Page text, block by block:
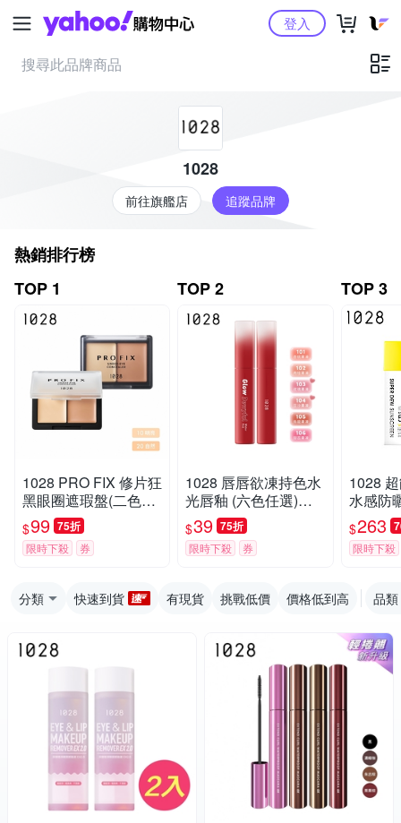
Yahoo購物中心登入
1028
前往旗艦店 追蹤品牌
熱銷排行榜
TOP 1
1028 PRO FIX 修片狂
黑眼圈遮瑕盤(二色任
選)（效期至2026-1
0）
$99 75折
限時下殺 券
TOP 2
1028 唇唇欲凍持色水
光唇釉 (六色任選)
（效期至2026-09）
$39 75折
限時下殺 券
TOP 3
1028
水感防
$263
限時下殺
分類 快速到貨 有現貨 挑戰低價 價格低到高 品類